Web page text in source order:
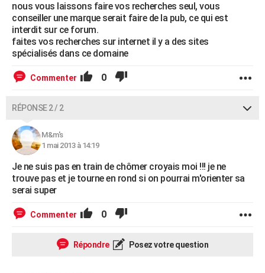
Bricolage
Television
nous vous laissons faire vos recherches seul, vous
conseiller une marque serait faire de la pub, ce qui est
interdit sur ce forum.
faites vos recherches sur internet il y a des sites
spécialisés dans ce domaine
Commenter 0
RÉPONSE 2 / 2
M&m's
1 mai 2013 à 14:19
Je ne suis pas en train de chômer croyais moi !!! je ne
trouve pas et je tourne en rond si on pourrai m'orienter sa
serai super
Commenter 0
Répondre Posez votre question